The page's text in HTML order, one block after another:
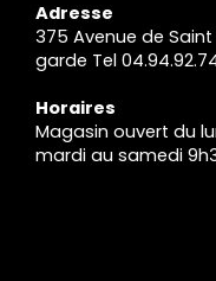
Adresse
375 Avenue de
garde Tel
Horaires
Magasin ouvert du
mardi au samedi